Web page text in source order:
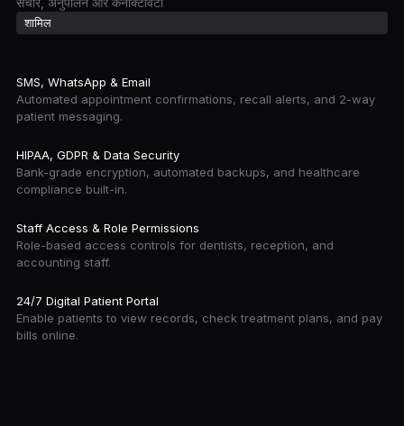
शामिल
SMS, WhatsApp & Email
Automated appointment confirmations, recall alerts, and 2-way
patient messaging.
HIPAA, GDPR & Data Security
Bank-grade encryption, automated backups, and healthcare
compliance built-in.
Staff Access & Role Permissions
Role-based access controls for dentists, reception, and
accounting staff.
24/7 Digital Patient Portal
Enable patients to view records, check treatment plans, and pay
bills online.